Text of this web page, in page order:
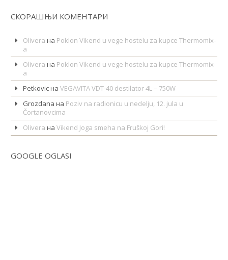
СКОРАШЊИ КОМЕНТАРИ
Olivera на Poklon Vikend u vege hostelu za kupce Thermomix-
a
Olivera на Poklon Vikend u vege hostelu za kupce Thermomix-
a
PetkovicнаVEGAVITA VDT-40 destilator 4L – 750W
Grozdana на Poziv na radionicu u nedelju, 12. jula u
Čortanovcima
Olivera наVikend Joga smeha na Fruškoj Gori!
GOOGLE OGLASI